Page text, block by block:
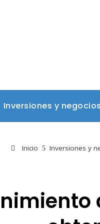
Inversiones y
Inicio Inversiones y